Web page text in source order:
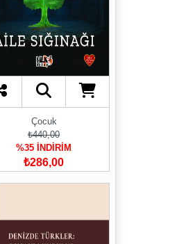
Çocuk
₺440,00
%35 İNDİRİM
₺286,00